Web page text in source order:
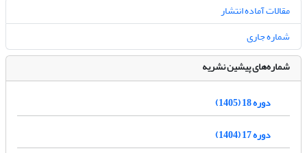
مقالات آماده انتشار
شماره جاری
شماره‌های پیشین نشریه
دوره 18 (1405)
دوره 17 (1404)